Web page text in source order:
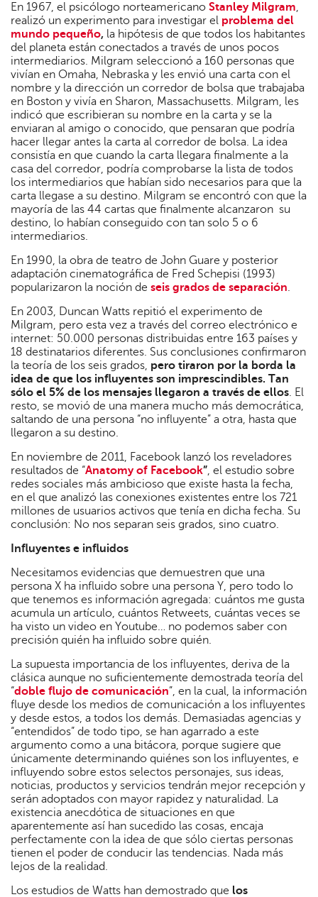
En 1967, el psicólogo norteamericano Stanley Milgram,
realizó un experimento para investigar el problema del
mundo pequeño, la hipótesis de que todos los habitantes
del planeta están conectados a través de unos pocos
intermediarios. Milgram seleccionó a 160 personas que
vivían en Omaha, Nebraska y les envió una carta con el
nombre y la dirección un corredor de bolsa que trabajaba
en Boston y vivía en Sharon, Massachusetts. Milgram, les
indicó que escribieran su nombre en la carta y se la
enviaran al amigo o conocido, que pensaran que podría
hacer llegar antes la carta al corredor de bolsa. La idea
consistía en que cuando la carta llegara finalmente a la
casa del corredor, podría comprobarse la lista de todos
los intermediarios que habían sido necesarios para que la
carta llegase a su destino. Milgram se encontró con que la
mayoría de las 44 cartas que finalmente alcanzaron su
destino, lo habían conseguido con tan solo 5 o 6
intermediarios.
En 1990, la obra de teatro de John Guare y posterior
adaptación cinematográfica de Fred Schepisi (1993)
popularizaron la noción de seis grados de separación.
En 2003, Duncan Watts repitió el experimento de
Milgram, pero esta vez a través del correo electrónico e
internet: 50.000 personas distribuidas entre 163 países y
18 destinatarios diferentes. Sus conclusiones confirmaron
la teoría de los seis grados, pero tiraron por la borda la
idea de que los influyentes son imprescindibles. Tan
sólo el 5% de los mensajes llegaron a través de ellos. El
resto, se movió de una manera mucho más democrática,
saltando de una persona “no influyente” a otra, hasta que
llegaron a su destino.
En noviembre de 2011, Facebook lanzó los reveladores
resultados de “Anatomy of Facebook”, el estudio sobre
redes sociales más ambicioso que existe hasta la fecha,
en el que analizó las conexiones existentes entre los 721
millones de usuarios activos que tenía en dicha fecha. Su
conclusión: No nos separan seis grados, sino cuatro.
Influyentes e influidos
Necesitamos evidencias que demuestren que una
persona X ha influido sobre una persona Y, pero todo lo
que tenemos es información agregada: cuántos me gusta
acumula un artículo, cuántos Retweets, cuántas veces se
ha visto un video en Youtube… no podemos saber con
precisión quién ha influido sobre quién.
La supuesta importancia de los influyentes, deriva de la
clásica aunque no suficientemente demostrada teoría del
“doble flujo de comunicación”, en la cual, la información
fluye desde los medios de comunicación a los influyentes
y desde estos, a todos los demás. Demasiadas agencias y
“entendidos” de todo tipo, se han agarrado a este
argumento como a una bitácora, porque sugiere que
únicamente determinando quiénes son los influyentes, e
influyendo sobre estos selectos personajes, sus ideas,
noticias, productos y servicios tendrán mejor recepción y
serán adoptados con mayor rapidez y naturalidad. La
existencia anecdótica de situaciones en que
aparentemente así han sucedido las cosas, encaja
perfectamente con la idea de que sólo ciertas personas
tienen el poder de conducir las tendencias. Nada más
lejos de la realidad.
Los estudios de Watts han demostrado que los